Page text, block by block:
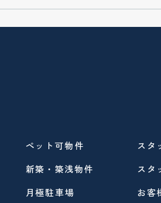
ペット可物件
新築・築浅物件
月極駐車場
スタ
スタ
お客